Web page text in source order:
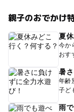
親子のおでかけ
夏
今か
おす
暑
年齢
子ど
雨